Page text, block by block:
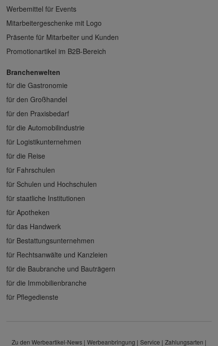
Werbemittel für Events
Mitarbeitergeschenke mit Logo
Präsente für Mitarbeiter und Kunden
Promotionartikel im B2B-Bereich
Branchenwelten
für die Gastronomie
für den Großhandel
für den Praxisbedarf
für die Automobilindustrie
für Logistikunternehmen
für die Reise
für Fahrschulen
für Schulen und Hochschulen
für staatliche Institutionen
für Apotheken
für das Handwerk
für Bestattungsunternehmen
für Rechtsanwälte und Kanzleien
für die Baubranche und Bauträgern
für die Immobilienbranche
für Pflegedienste
Zu den Werbeartikel-News Werbeanbringung Service Zahlungsarten